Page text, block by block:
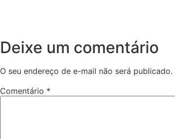
Deixe um comentário
O seu endereço de e-mail não será publicado.
Comentário *